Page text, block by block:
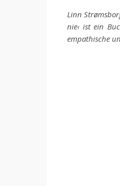
Linn
nie‹ ist ein
empathische